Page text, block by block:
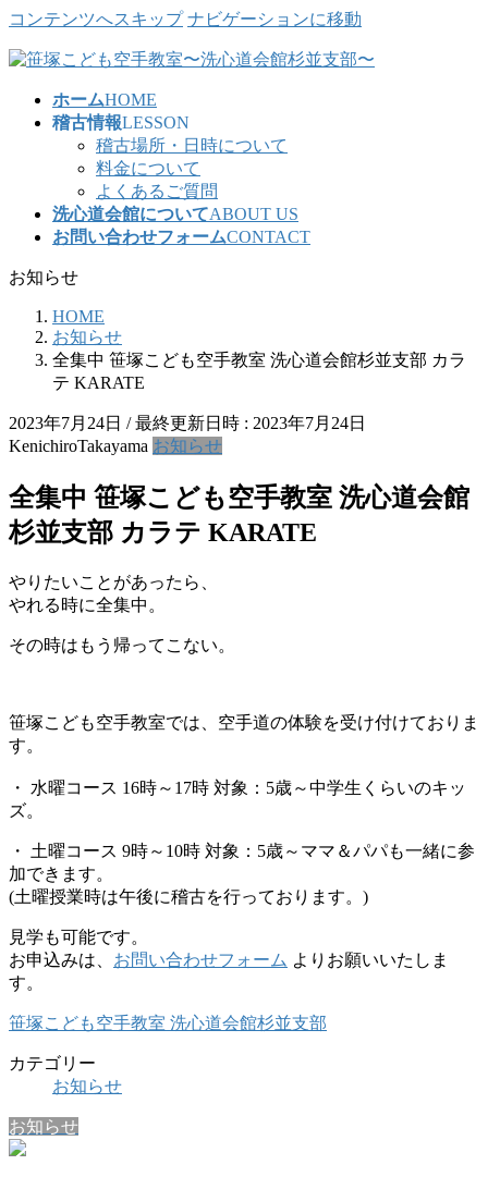
コンテンツへスキップ ナビゲーションに移動
ホームHOME
稽古情報LESSON
稽古場所・日時について
料金について
よくあるご質問
洗心道会館についてABOUT US
お問い合わせフォームCONTACT
お知らせ
HOME
お知らせ
全集中 笹塚こども空手教室 洗心道会館杉並支部 カラ
テ KARATE
2023年7月24日 / 最終更新日時 : 2023年7月24日
KenichiroTakayama お知らせ
全集中 笹塚こども空手教室 洗心道会館
杉並支部 カラテ KARATE
やりたいことがあったら、
やれる時に全集中。
その時はもう帰ってこない。
笹塚こども空手教室では、空手道の体験を受け付けておりま
す。
・ 水曜コース 16時～17時 対象：5歳～中学生くらいのキッ
ズ。
・ 土曜コース 9時～10時 対象：5歳～ママ＆パパも一緒に参
加できます。
(土曜授業時は午後に稽古を行っております。)
見学も可能です。
お申込みは、 お問い合わせフォーム よりお願いいたしま
す。
笹塚こども空手教室 洗心道会館杉並支部
カテゴリー
お知らせ
お知らせ